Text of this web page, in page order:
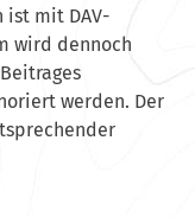
ist mit DAV-
wird dennoch
werden. Der